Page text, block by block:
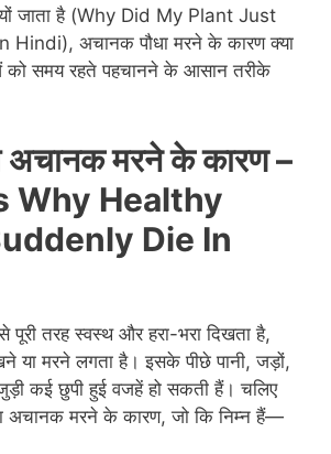
जाता है (Why Did My Plant Just
Hindi), अचानक पौधा मरने के कारण क्या
समय रहते पहचानने के आसान तरीके
अचानक मरनेके कारण–
Why Healthy
Die In
पूरी तरह स्वस्थ और हरा-भरा दिखता है,
मरने लगता है। इसके पीछे पानी, जड़ों,
जुड़ी कई छुपी हुई वजहें हो सकती हैं। चलिए
अचानक मरने के कारण, जो कि निम्न हैं—